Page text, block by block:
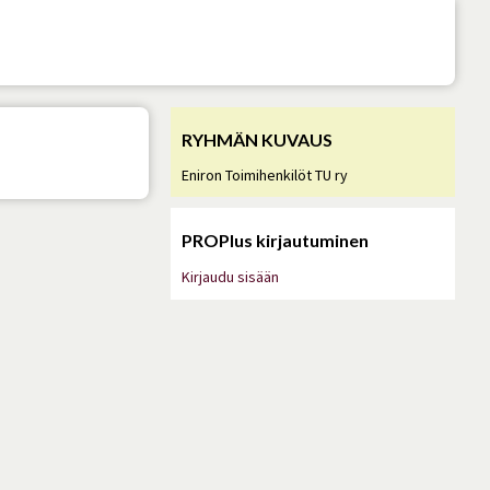
RYHMÄN KUVAUS
Eniron Toimihenkilöt TU ry
PROPlus kirjautuminen
Kirjaudu sisään